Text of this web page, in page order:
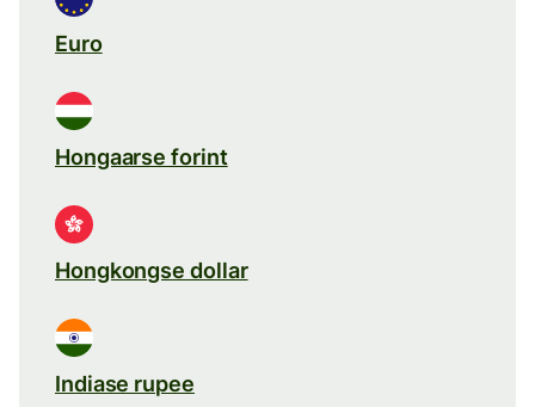
Euro
Hongaarse forint
Hongkongse dollar
Indiase rupee